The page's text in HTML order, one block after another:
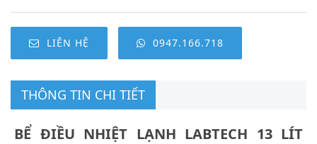
LIÊN HỆ 0947.166.718
THÔNG TIN CHI TIẾT
BỂ ĐIỀU NHIỆT LẠNH LABTECH 13 LÍT